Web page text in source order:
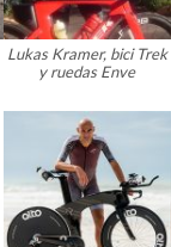
Lukas Kramer, bici Trek
y ruedas Enve